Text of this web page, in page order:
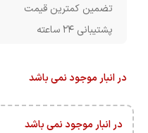
تضمین کمترین قیمت
پشتیبانی ۲۴ ساعته
در انبار موجود نمی باشد
در انبار موجود نمی باشد